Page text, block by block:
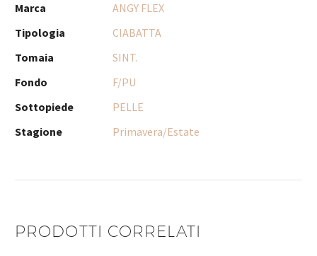
Marca
ANGY FLEX
Tipologia
CIABATTA
Tomaia
SINT.
Fondo
F/PU
Sottopiede
PELLE
Stagione
Primavera/Estate
PRODOTTI CORRELATI